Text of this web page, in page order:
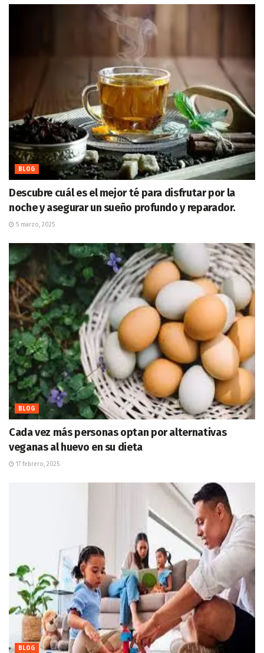
BLOG
Descubre cuál es el mejor té para disfrutar por la
noche y asegurar un sueño profundo y reparador.
5 marzo, 2025
BLOG
Cada vez más personas optan por alternativas
veganas al huevo en su dieta
17 febrero, 2025
BLOG